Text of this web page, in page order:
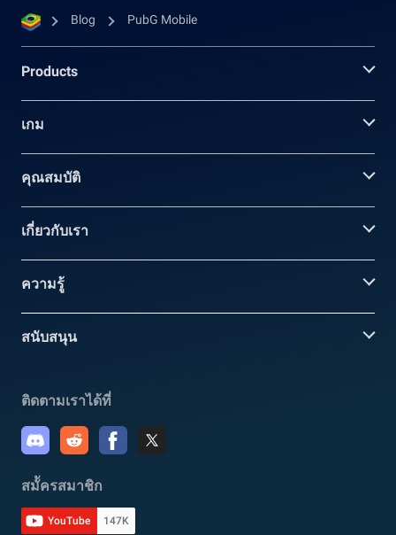
Blog PubG Mobile
Products
เกม
คุณสมบัติ
เกี่ยวกับเรา
ความรู้
สนับสนุน
ติดตามเราได้ที่
สมััครสมาชิก
YouTube 147K